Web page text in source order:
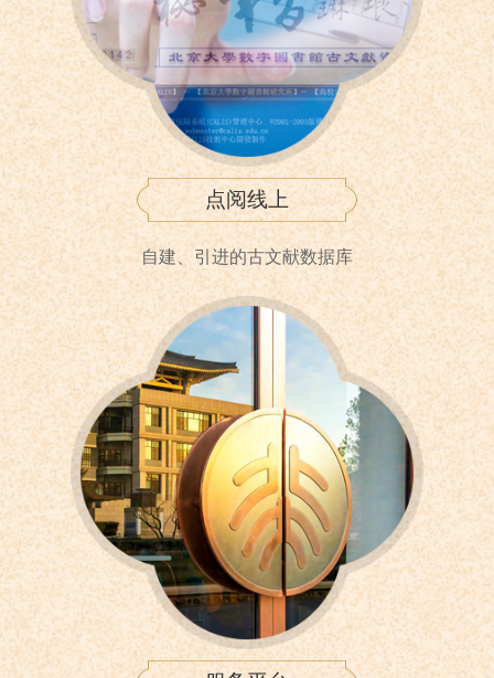
点阅线上
自建、引进的古文献数据库